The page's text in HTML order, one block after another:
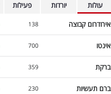
עולות יורדות פעילות
אירודרום קבוצה 138
אינטו 700
ברקת 359
ברם תעשיות 230